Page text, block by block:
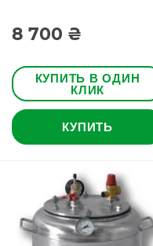
8 700 ₴
КУПИТЬ В ОДИН
КЛИК
КУПИТЬ